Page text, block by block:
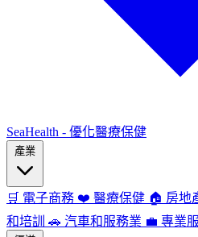
SeaHealth - 優化醫療保健
🛒 電子商務 ❤️ 醫療保健 🏠 房地
和培訓 🚗 汽車和服務業 💼 專業